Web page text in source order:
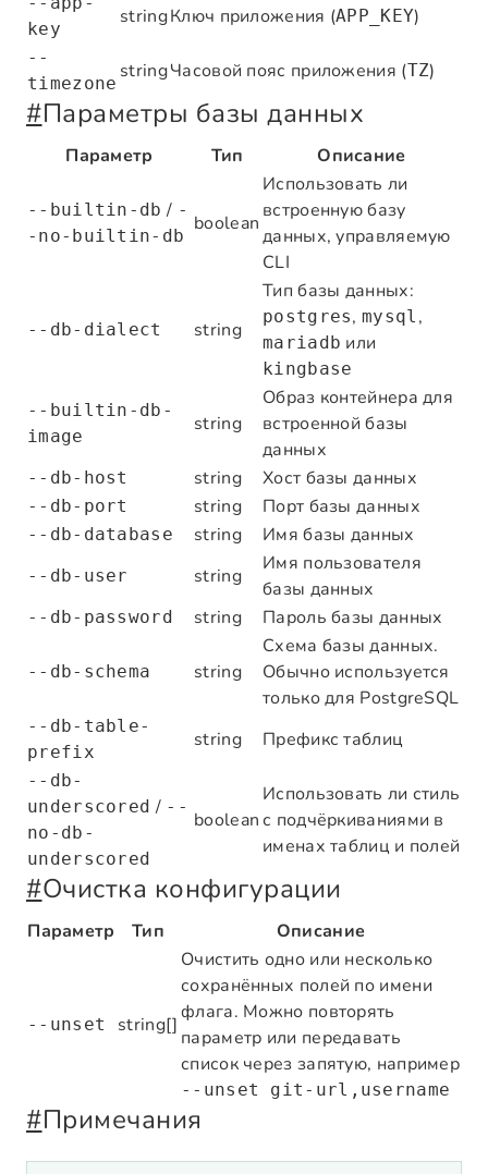
key
stringКлюч приложения (APP_KEY)
--
timezone
stringЧасовой пояс приложения (TZ)
#Параметры базы данных
Параметр Тип Описание
--builtin-db / -
-no-builtin-db
boolean
Использовать ли
встроенную базу
данных, управляемую
CLI
--db-dialect string
Тип базы данных:
postgres,mysql ,
mariadb или
kingbase
--builtin-db-
image
string
Образ контейнера для
встроенной базы
данных
--db-host string Хост базы данных
--db-port string Порт базы данных
--db-database string Имя базы данных
--db-user string
Имя пользователя
базы данных
--db-password string Пароль базы данных
--db-schema string
Схема базы данных.
Обычно используется
только для PostgreSQL
--db-table-
prefix
string Префикс таблиц
--db-
underscored / --
no-db-
underscored
boolean
Использовать ли стиль
с подчёркиваниями в
именах таблиц и полей
#Очистка конфигурации
Параметр Тип Описание
--unset string[]
Очистить одно или несколько
сохранённых полей по имени
флага. Можно повторять
параметр или передавать
список через запятую, например
--unset git-url,username
#Примечания